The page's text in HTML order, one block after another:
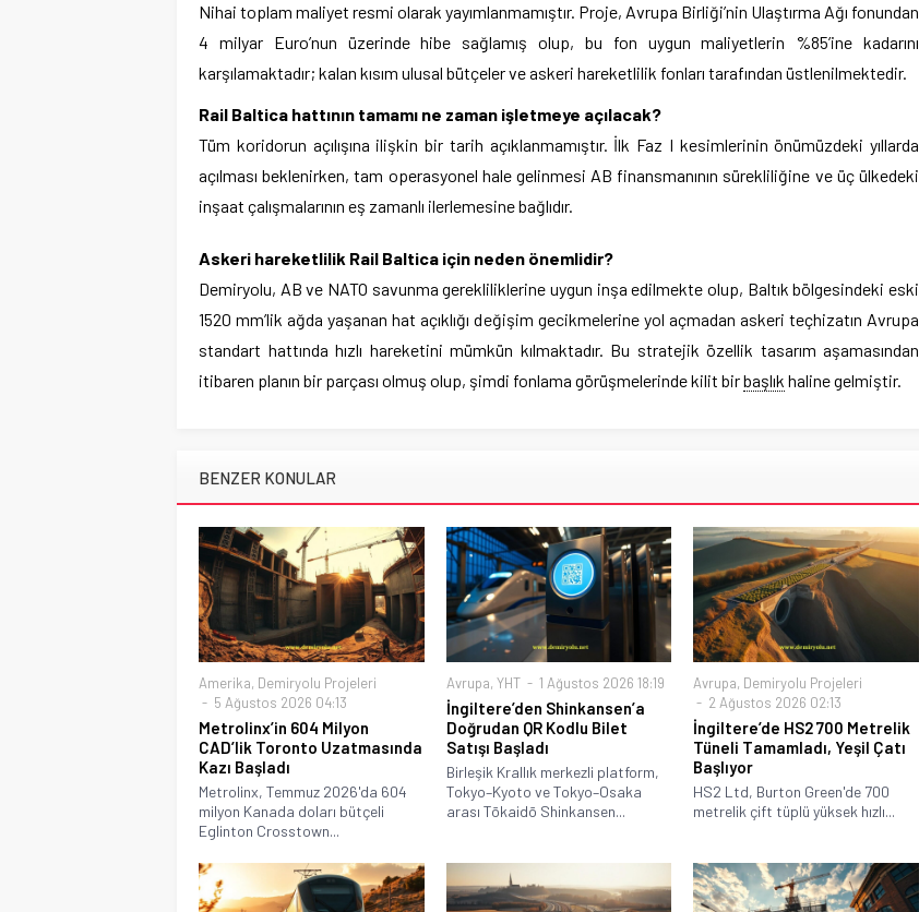
Nihai toplam maliyet resmi olarak yayımlanmamıştır. Proje, Avrupa Birliği’nin Ulaştırma Ağı fonundan
4 milyar Euro’nun üzerinde hibe sağlamış olup, bu fon uygun maliyetlerin %85’ine kadarını
karşılamaktadır; kalan kısım ulusal bütçeler ve askeri hareketlilik fonları tarafından üstlenilmektedir.
Rail Baltica hattının tamamı ne zaman işletmeye açılacak?
Tüm koridorun açılışına ilişkin bir tarih açıklanmamıştır. İlk Faz I kesimlerinin önümüzdeki yıllarda
açılması beklenirken, tam operasyonel hale gelinmesi AB finansmanının sürekliliğine ve üç ülkedeki
inşaat çalışmalarının eş zamanlı ilerlemesine bağlıdır.
Askeri hareketlilik Rail Baltica için neden önemlidir?
Demiryolu, AB ve NATO savunma gerekliliklerine uygun inşa edilmekte olup, Baltık bölgesindeki eski
1520 mm’lik ağda yaşanan hat açıklığı değişim gecikmelerine yol açmadan askeri teçhizatın Avrupa
standart hattında hızlı hareketini mümkün kılmaktadır. Bu stratejik özellik tasarım aşamasından
itibaren planın bir parçası olmuş olup, şimdi fonlama görüşmelerinde kilit birbaşlık haline gelmiştir.
BENZER KONULAR
Amerika, Demiryolu Projeleri
5 Ağustos 2026 04:13
Metrolinx’in 604 Milyon
CAD’lik Toronto Uzatmasında
Kazı Başladı
Metrolinx, Temmuz 2026'da 604
milyon Kanada doları bütçeli
Eglinton Crosstown...
Avrupa, YHT 1 Ağustos 2026 18:19
İngiltere’den Shinkansen’a
Doğrudan QR Kodlu Bilet
Satışı Başladı
Birleşik Krallık merkezli platform,
Tokyo–Kyoto ve Tokyo–Osaka
arası Tōkaidō Shinkansen...
Avrupa, Demiryolu Projeleri
2 Ağustos 2026 02:13
İngiltere’de HS2 700 Metrelik
Tüneli Tamamladı, Yeşil Çatı
Başlıyor
HS2 Ltd, Burton Green'de 700
metrelik çift tüplü yüksek hızlı...